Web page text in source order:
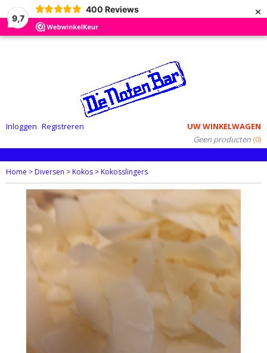
9,7
400 Reviews ×
Inloggen Registreren
UW WINKELWAGEN
Geen producten (0)
Home >Diversen >Kokos >Kokosslingers